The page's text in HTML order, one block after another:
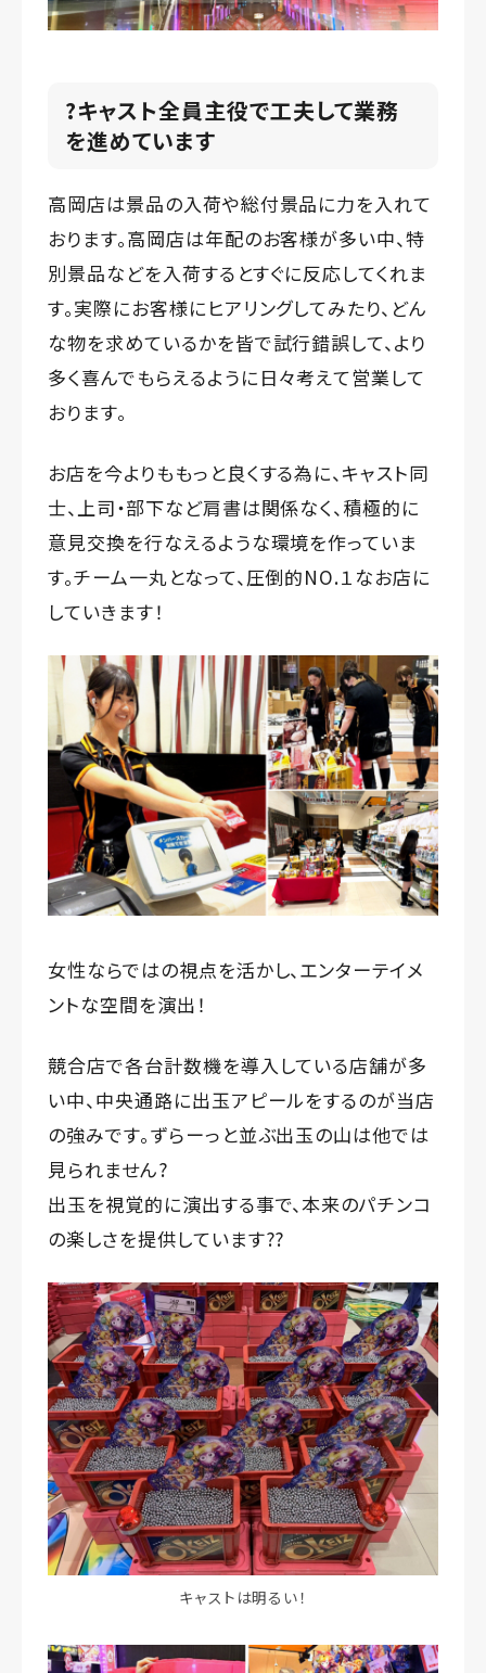
?キャスト全員主役で工夫して業務
を進めています
高岡店は景品の入荷や総付景品に力を入れて
おります。高岡店は年配のお客様が多い中、特
別景品などを入荷するとすぐに反応してくれま
す。実際にお客様にヒアリングしてみたり、どん
な物を求めているかを皆で試行錯誤して、より
多く喜んでもらえるように日々考えて営業して
おります。
お店を今よりももっと良くする為に、キャスト同
士、上司・部下など肩書は関係なく、積極的に
意見交換を行なえるような環境を作っていま
す。チーム一丸となって、圧倒的NO.１なお店に
していきます！
女性ならではの視点を活かし、エンターテイメ
ントな空間を演出！
競合店で各台計数機を導入している店舗が多
い中、中央通路に出玉アピールをするのが当店
の強みです。ずらーっと並ぶ出玉の山は他では
見られません?
出玉を視覚的に演出する事で、本来のパチンコ
の楽しさを提供しています?️‍?
キャストは明るい！